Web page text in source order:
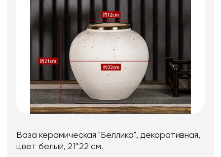
Ваза керамическая "Беллика", декоративная,
цвет белый, 21*22 см.